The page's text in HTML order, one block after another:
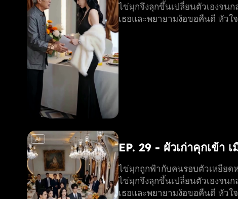
ไข่มุกจึงลุกขึ้นเปลี่ยนตัวเองจน
เธอและพยายามง้อขอคืนดี หัวใ
AI
EP. 29 - ผัวเก่าคุกเข้า
ไข่มุกถูกฟ้ากับคนรอบตัวเหยียด
ไข่มุกจึงลุกขึ้นเปลี่ยนตัวเองจน
เธอและพยายามง้อขอคืนดี หัวใ